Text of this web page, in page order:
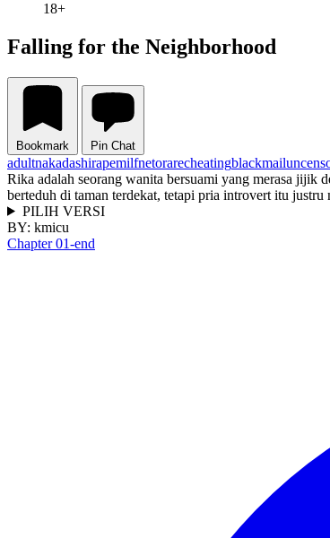
18+
Falling for the Neighborhood
Bookmark Pin Chat
adultnakadashirapemilfnetorarecheatingblackmail
Rika adalah seorang wanita bersuami yang merasa jijik
berteduh di taman terdekat, tetapi pria introvert itu
PILIH VERSI
BY: kmicu
Chapter 01-end